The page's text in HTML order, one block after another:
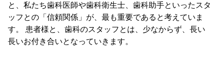
と、私たち歯科医師や歯科衛生士、歯科助手といったスタ
ッフとの「信頼関係」が、最も重要であると考えていま
す。 患者様と、歯科のスタッフとは、少なからず、長い
長いお付き合いとなっていきます。